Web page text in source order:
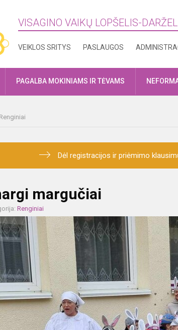
VISAGINO VAIKŲ LOPŠELIS-
VEIKLOS SRITYS PASLAUGOS
PAGALBA MOKINIAMS IR TĖVAMS
Renginiai
Dėl registracijos ir priėmimo
margučiai
Renginiai